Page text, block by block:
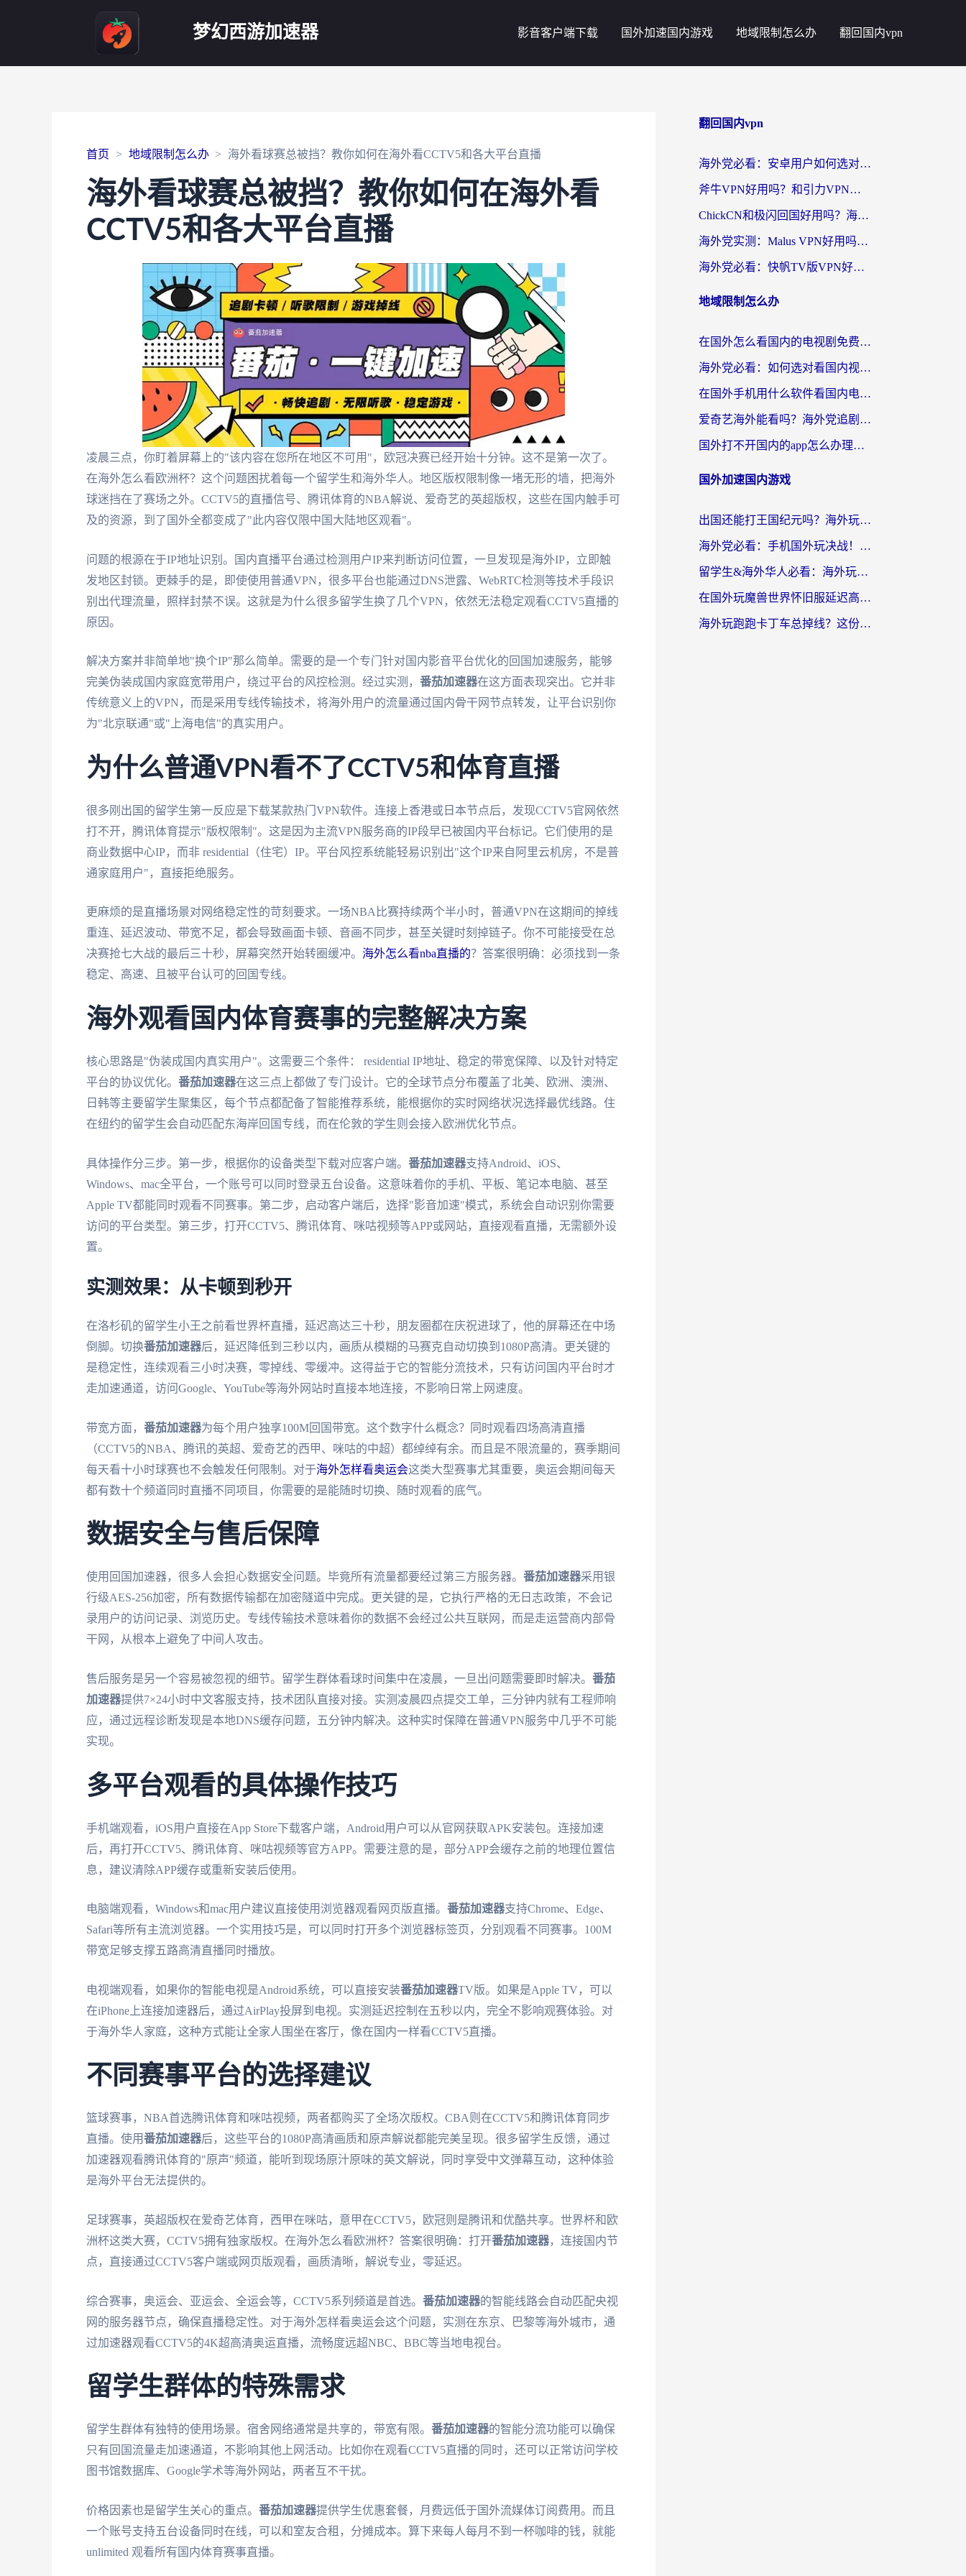
梦幻西游加速器 影音客户端下载 国外加速国内游戏 地域限制怎么办 翻回国内vpn
首页 地域限制怎么办 海外看球赛总被挡？教你如何在海外看CCTV5和各大平台直播
海外看球赛总被挡？教你如何在海外看
CCTV5和各大平台直播
凌晨三点，你盯着屏幕上的"该内容在您所在地区不可用"，欧冠决赛已经开始十分钟。这不是第一次了。
在海外怎么看欧洲杯？这个问题困扰着每一个留学生和海外华人。地区版权限制像一堵无形的墙，把海外
球迷挡在了赛场之外。CCTV5的直播信号、腾讯体育的NBA解说、爱奇艺的英超版权，这些在国内触手可
及的资源，到了国外全都变成了"此内容仅限中国大陆地区观看"。
问题的根源在于IP地址识别。国内直播平台通过检测用户IP来判断访问位置，一旦发现是海外IP，立即触
发地区封锁。更棘手的是，即使使用普通VPN，很多平台也能通过DNS泄露、WebRTC检测等技术手段识
别出代理流量，照样封禁不误。这就是为什么很多留学生换了几个VPN，依然无法稳定观看CCTV5直播的
原因。
解决方案并非简单地"换个IP"那么简单。需要的是一个专门针对国内影音平台优化的回国加速服务，能够
完美伪装成国内家庭宽带用户，绕过平台的风控检测。经过实测， 番茄加速器在这方面表现突出。它并非
传统意义上的VPN，而是采用专线传输技术，将海外用户的流量通过国内骨干网节点转发，让平台识别你
为"北京联通"或"上海电信"的真实用户。
为什么普通VPN看不了CCTV5和体育直播
很多刚出国的留学生第一反应是下载某款热门VPN软件。连接上香港或日本节点后，发现CCTV5官网依然
打不开，腾讯体育提示"版权限制"。这是因为主流VPN服务商的IP段早已被国内平台标记。它们使用的是
商业数据中心IP，而非 residential（住宅）IP。平台风控系统能轻易识别出"这个IP来自阿里云机房，不是普
通家庭用户"，直接拒绝服务。
更麻烦的是直播场景对网络稳定性的苛刻要求。一场NBA比赛持续两个半小时，普通VPN在这期间的掉线
重连、延迟波动、带宽不足，都会导致画面卡顿、音画不同步，甚至关键时刻掉链子。你不可能接受在总
决赛抢七大战的最后三十秒，屏幕突然开始转圈缓冲。 海外怎么看nba直播的？答案很明确：必须找到一条
稳定、高速、且被平台认可的回国专线。
海外观看国内体育赛事的完整解决方案
核心思路是"伪装成国内真实用户"。这需要三个条件： residential IP地址、稳定的带宽保障、以及针对特定
平台的协议优化。 番茄加速器在这三点上都做了专门设计。它的全球节点分布覆盖了北美、欧洲、澳洲、
日韩等主要留学生聚集区，每个节点都配备了智能推荐系统，能根据你的实时网络状况选择最优线路。住
在纽约的留学生会自动匹配东海岸回国专线，而在伦敦的学生则会接入欧洲优化节点。
具体操作分三步。第一步，根据你的设备类型下载对应客户端。 番茄加速器支持Android、iOS、
Windows、mac全平台，一个账号可以同时登录五台设备。这意味着你的手机、平板、笔记本电脑、甚至
Apple TV都能同时观看不同赛事。第二步，启动客户端后，选择"影音加速"模式，系统会自动识别你需要
访问的平台类型。第三步，打开CCTV5、腾讯体育、咪咕视频等APP或网站，直接观看直播，无需额外设
置。
实测效果：从卡顿到秒开
在洛杉矶的留学生小王之前看世界杯直播，延迟高达三十秒，朋友圈都在庆祝进球了，他的屏幕还在中场
倒脚。切换番茄加速器后，延迟降低到三秒以内，画质从模糊的马赛克自动切换到1080P高清。更关键的
是稳定性，连续观看三小时决赛，零掉线、零缓冲。这得益于它的智能分流技术，只有访问国内平台时才
走加速通道，访问Google、YouTube等海外网站时直接本地连接，不影响日常上网速度。
带宽方面， 番茄加速器为每个用户独享100M回国带宽。这个数字什么概念？同时观看四场高清直播
（CCTV5的NBA、腾讯的英超、爱奇艺的西甲、咪咕的中超）都绰绰有余。而且是不限流量的，赛季期间
每天看十小时球赛也不会触发任何限制。对于海外怎样看奥运会这类大型赛事尤其重要，奥运会期间每天
都有数十个频道同时直播不同项目，你需要的是能随时切换、随时观看的底气。
数据安全与售后保障
使用回国加速器，很多人会担心数据安全问题。毕竟所有流量都要经过第三方服务器。 番茄加速器采用银
行级AES-256加密，所有数据传输都在加密隧道中完成。更关键的是，它执行严格的无日志政策，不会记
录用户的访问记录、浏览历史。专线传输技术意味着你的数据不会经过公共互联网，而是走运营商内部骨
干网，从根本上避免了中间人攻击。
售后服务是另一个容易被忽视的细节。留学生群体看球时间集中在凌晨，一旦出问题需要即时解决。 番茄
加速器提供7×24小时中文客服支持，技术团队直接对接。实测凌晨四点提交工单，三分钟内就有工程师响
应，通过远程诊断发现是本地DNS缓存问题，五分钟内解决。这种实时保障在普通VPN服务中几乎不可能
实现。
多平台观看的具体操作技巧
手机端观看，iOS用户直接在App Store下载客户端，Android用户可以从官网获取APK安装包。连接加速
后，再打开CCTV5、腾讯体育、咪咕视频等官方APP。需要注意的是，部分APP会缓存之前的地理位置信
息，建议清除APP缓存或重新安装后使用。
电脑端观看，Windows和mac用户建议直接使用浏览器观看网页版直播。 番茄加速器支持Chrome、Edge、
Safari等所有主流浏览器。一个实用技巧是，可以同时打开多个浏览器标签页，分别观看不同赛事。100M
带宽足够支撑五路高清直播同时播放。
电视端观看，如果你的智能电视是Android系统，可以直接安装番茄加速器TV版。如果是Apple TV，可以
在iPhone上连接加速器后，通过AirPlay投屏到电视。实测延迟控制在五秒以内，完全不影响观赛体验。对
于海外华人家庭，这种方式能让全家人围坐在客厅，像在国内一样看CCTV5直播。
不同赛事平台的选择建议
篮球赛事，NBA首选腾讯体育和咪咕视频，两者都购买了全场次版权。CBA则在CCTV5和腾讯体育同步
直播。使用番茄加速器后，这些平台的1080P高清画质和原声解说都能完美呈现。很多留学生反馈，通过
加速器观看腾讯体育的"原声"频道，能听到现场原汁原味的英文解说，同时享受中文弹幕互动，这种体验
是海外平台无法提供的。
足球赛事，英超版权在爱奇艺体育，西甲在咪咕，意甲在CCTV5，欧冠则是腾讯和优酷共享。世界杯和欧
洲杯这类大赛，CCTV5拥有独家版权。在海外怎么看欧洲杯？答案很明确：打开番茄加速器，连接国内节
点，直接通过CCTV5客户端或网页版观看，画质清晰，解说专业，零延迟。
综合赛事，奥运会、亚运会、全运会等，CCTV5系列频道是首选。 番茄加速器的智能线路会自动匹配央视
网的服务器节点，确保直播稳定性。对于海外怎样看奥运会这个问题，实测在东京、巴黎等海外城市，通
过加速器观看CCTV5的4K超高清奥运直播，流畅度远超NBC、BBC等当地电视台。
留学生群体的特殊需求
留学生群体有独特的使用场景。宿舍网络通常是共享的，带宽有限。 番茄加速器的智能分流功能可以确保
只有回国流量走加速通道，不影响其他上网活动。比如你在观看CCTV5直播的同时，还可以正常访问学校
图书馆数据库、Google学术等海外网站，两者互不干扰。
价格因素也是留学生关心的重点。 番茄加速器提供学生优惠套餐，月费远低于国外流媒体订阅费用。而且
一个账号支持五台设备同时在线，可以和室友合租，分摊成本。算下来每人每月不到一杯咖啡的钱，就能
unlimited 观看所有国内体育赛事直播。
翻回国内vpn
海外党必看：安卓用户如何选对回国VPN？从踩坑到无缝访问的全攻略
斧牛VPN好用吗？和引力VPN对比哪个回国效果更好？海外党亲测3款加速器+避坑指南
ChickCN和极闪回国好用吗？海外党亲测3款加速器，教你选对不踩坑
海外党实测：Malus VPN好用吗？和回国VPN对比哪个回国效果更好？附真实体验与加速器推荐
海外党必看：快帆TV版VPN好用吗？和豌豆IP VPN对比哪个回国效果更好？附真实体验与选择指南
地域限制怎么办
在国外怎么看国内的电视剧免费？留学生亲测有效的回国加速器选择指南
海外党必看：如何选对看国内视频VPN，轻松解决12123登录难题？
在国外手机用什么软件看国内电视剧？海外党亲测的实用指南
爱奇艺海外能看吗？海外党追剧看电影的终极回国加速器指南
国外打不开国内的app怎么办理？3步选对加速器，刷剧办业务都不愁
国外加速国内游戏
出国还能打王国纪元吗？海外玩家国服游戏畅玩终极指南
海外党必看：手机国外玩决战！平安京加速器推荐——解决延迟卡顿的终极方案
留学生&海外华人必看：海外玩原神不卡顿的秘密——原神加速器选择与使用全攻略
在国外玩魔兽世界怀旧服延迟高怎么办？老玩家亲测有效的加速器选择指南
海外玩跑跑卡丁车总掉线？这份境外加速指南帮你零延迟漂移！